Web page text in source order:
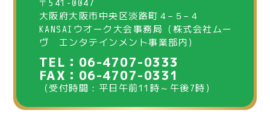
〒541-0047
大阪府大阪市中央区淡路町４−５−４
KANSAIウオーク大会事務局（株式会社ムー
ヴ エンタテインメント事業部内）
TEL：06-4707-0333
FAX：06-4707-0331
（受付時間：平日午前11時～午後7時）